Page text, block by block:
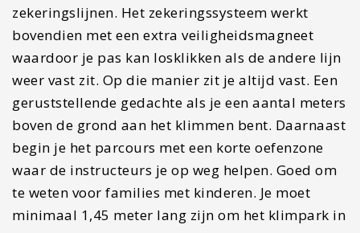
zekeringslijnen. Het zekeringssysteem werkt
bovendien met een extra veiligheidsmagneet
waardoor je pas kan losklikken als de andere lijn
weer vast zit. Op die manier zit je altijd vast. Een
geruststellende gedachte als je een aantal meters
boven de grond aan het klimmen bent. Daarnaast
begin je het parcours met een korte oefenzone
waar de instructeurs je op weg helpen. Goed om
te weten voor families met kinderen. Je moet
minimaal 1,45 meter lang zijn om het klimpark in